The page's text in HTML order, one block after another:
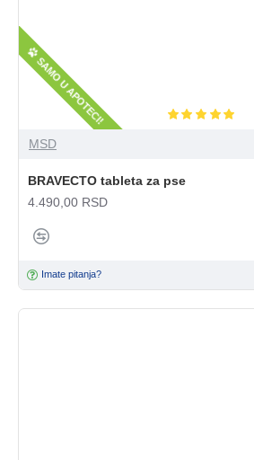
SAMO U APOTECI!
MSD
BRAVECTO tableta za pse
4.490,00 RSD
Imate pitanja?